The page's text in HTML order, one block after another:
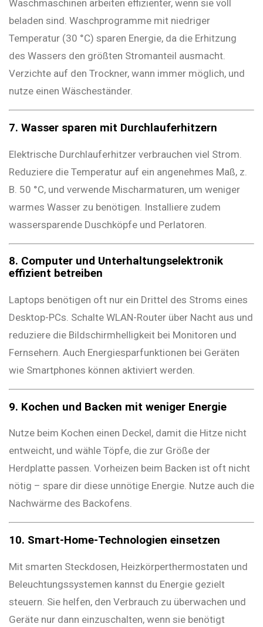
Waschmaschinen arbeiten effizienter, wenn sie voll
beladen sind. Waschprogramme mit niedriger
Temperatur (30 °C) sparen Energie, da die Erhitzung
des Wassers den größten Stromanteil ausmacht.
Verzichte auf den Trockner, wann immer möglich, und
nutze einen Wäscheständer.
7. Wasser sparen mit Durchlauferhitzern
Elektrische Durchlauferhitzer verbrauchen viel Strom.
Reduziere die Temperatur auf ein angenehmes Maß, z.
B. 50 °C, und verwende Mischarmaturen, um weniger
warmes Wasser zu benötigen. Installiere zudem
wassersparende Duschköpfe und Perlatoren.
8. Computer und Unterhaltungselektronik
effizient betreiben
Laptops benötigen oft nur ein Drittel des Stroms eines
Desktop-PCs. Schalte WLAN-Router über Nacht aus und
reduziere die Bildschirmhelligkeit bei Monitoren und
Fernsehern. Auch Energiesparfunktionen bei Geräten
wie Smartphones können aktiviert werden.
9. Kochen und Backen mit weniger Energie
Nutze beim Kochen einen Deckel, damit die Hitze nicht
entweicht, und wähle Töpfe, die zur Größe der
Herdplatte passen. Vorheizen beim Backen ist oft nicht
nötig – spare dir diese unnötige Energie. Nutze auch die
Nachwärme des Backofens.
10. Smart-Home-Technologien einsetzen
Mit smarten Steckdosen, Heizkörperthermostaten und
Beleuchtungssystemen kannst du Energie gezielt
steuern. Sie helfen, den Verbrauch zu überwachen und
Geräte nur dann einzuschalten, wenn sie benötigt